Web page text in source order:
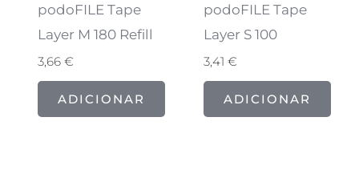
podoFILE Tape
Layer M 180 Refill
3,66 €
ADICIONAR
podoFILE Tape
Layer S 100
3,41€
ADICIONAR